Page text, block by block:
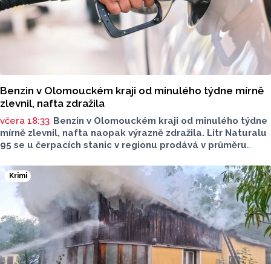
Benzin v Olomouckém kraji od minulého týdne mírně
zlevnil, nafta zdražila
včera 18:33 Benzin v Olomouckém kraji od minulého týdne
mírně zlevnil, nafta naopak výrazně zdražila. Litr Naturalu
95 se u čerpacích stanic v regionu prodává v průměru
O 84 haléřů zdražila nafta, za litr teď řidiči dají průměrně
44,84 koruny. Podle údajů společnosti CCS, která ceny
sleduje, je benzin v současnosti o 7,73 koruny dražší než
před rokem, za naftu tehdy motoristé platili o 11,31
koruny méně.
Krimi